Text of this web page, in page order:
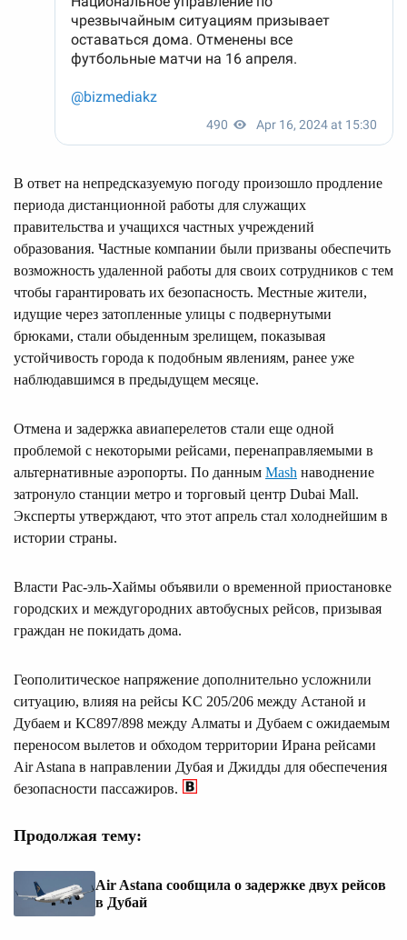
В ответ на непредсказуемую погоду произошло продление
периода дистанционной работы для служащих
правительства и учащихся частных учреждений
образования. Частные компании были призваны обеспечить
возможность удаленной работы для своих сотрудников с тем
чтобы гарантировать их безопасность. Местные жители,
идущие через затопленные улицы с подвернутыми
брюками, стали обыденным зрелищем, показывая
устойчивость города к подобным явлениям, ранее уже
наблюдавшимся в предыдущем месяце.
Отмена и задержка авиаперелетов стали еще одной
проблемой с некоторыми рейсами, перенаправляемыми в
альтернативные аэропорты. По данным Mash наводнение
затронуло станции метро и торговый центр Dubai Mall.
Эксперты утверждают, что этот апрель стал холоднейшим в
истории страны.
Власти Рас-эль-Хаймы объявили о временной приостановке
городских и междугородних автобусных рейсов, призывая
граждан не покидать дома.
Геополитическое напряжение дополнительно усложнили
ситуацию, влияя на рейсы KC 205/206 между Астаной и
Дубаем и KC897/898 между Алматы и Дубаем с ожидаемым
переносом вылетов и обходом территории Ирана рейсами
Air Astana в направлении Дубая и Джидды для обеспечения
безопасности пассажиров.
Продолжая тему:
Air Astana сообщила о задержке двух рейсов
в Дубай